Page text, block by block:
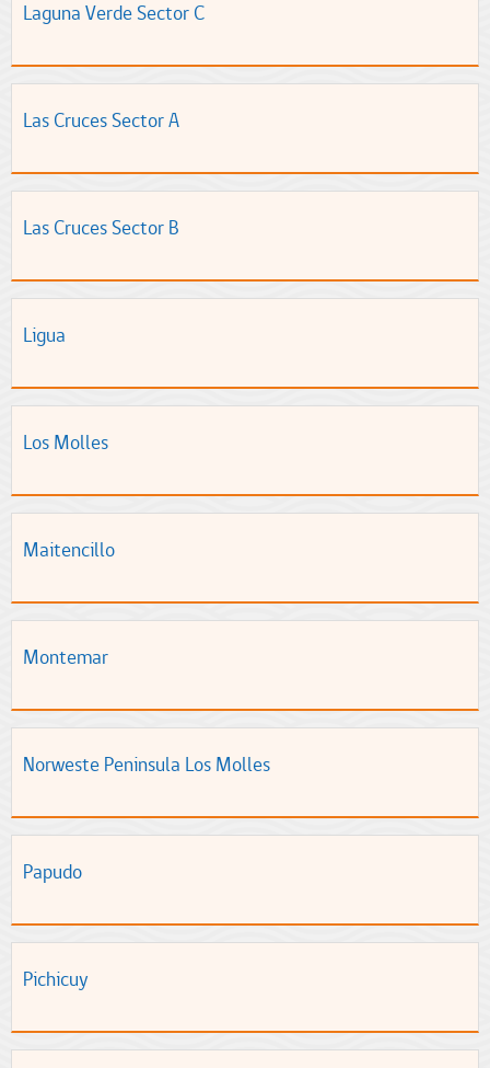
Laguna Verde Sector C
Las Cruces Sector A
Las Cruces Sector B
Ligua
Los Molles
Maitencillo
Montemar
Norweste Peninsula Los Molles
Papudo
Pichicuy